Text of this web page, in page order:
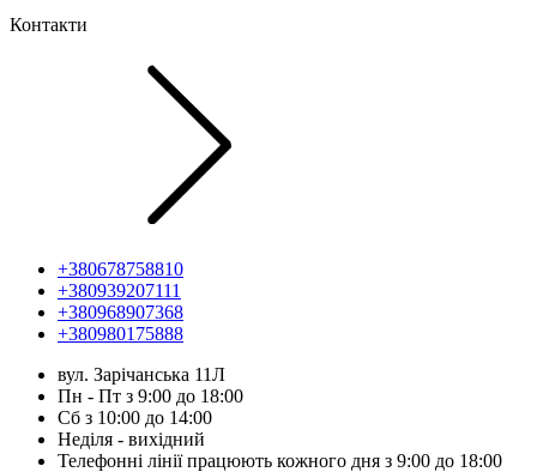
Контакти
+380678758810
+380939207111
+380968907368
+380980175888
вул. Зарічанська 11Л
Пн - Пт з 9:00 до 18:00
Сб з 10:00 до 14:00
Неділя - вихідний
Телефонні лінії працюють кожного дня з 9:00 до 18:00